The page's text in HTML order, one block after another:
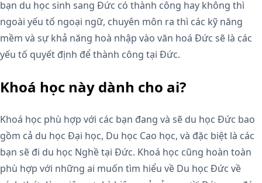
bạn du học sinh sang Đức có thành công hay không thì
ngoài yếu tố ngoại ngữ, chuyên môn ra thì các kỹ năng
mềm và sự khả năng hoà nhập vào văn hoá Đức sẽ là các
yếu tố quyết định để thành công tại Đức.
Khoá học này dành cho ai?
Khoá học phù hợp với các bạn đang và sẽ du học Đức bao
gồm cả du học Đại học, Du học Cao học, và đặc biệt là các
bạn sẽ đi du học Nghề tại Đức. Khoá học cũng hoàn toàn
phù hợp với những ai muốn tìm hiểu về Du học Đức về